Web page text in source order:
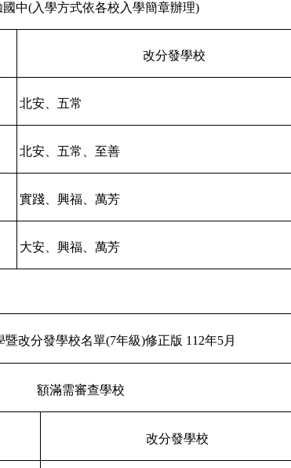
國中(入學方式依各校入學簡章辦理)
改分發學校
北安、五常
北安、五常、至善
實踐、興福、萬芳
大安、興福、萬芳
改分發學校名單(7年級)修正版 112年5月
額滿需審查學校
改分發學校